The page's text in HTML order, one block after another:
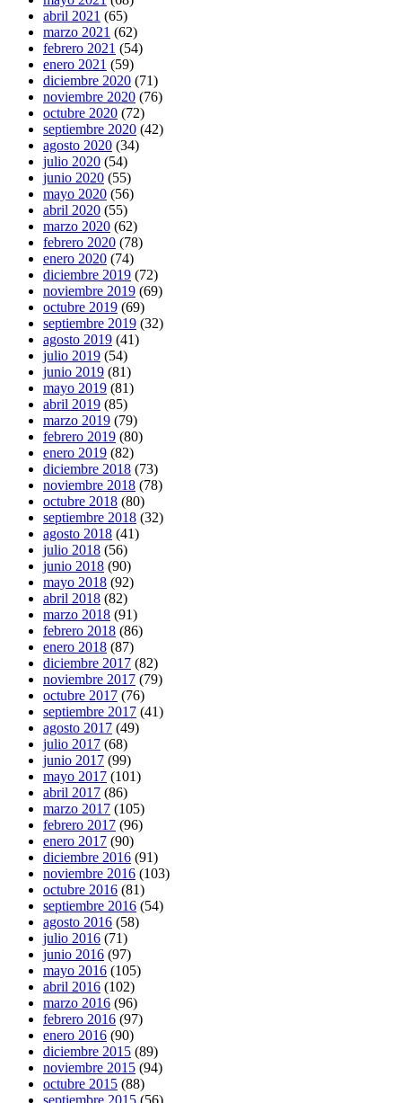
abril 2021 (65)
marzo 2021 (62)
febrero 2021 (54)
enero 2021 (59)
diciembre 2020 (71)
noviembre 2020 (76)
octubre 2020 (72)
septiembre 2020 (42)
agosto 2020 (34)
julio 2020 (54)
junio 2020 (55)
mayo 2020 (56)
abril 2020 (55)
marzo 2020 (62)
febrero 2020 (78)
enero 2020 (74)
diciembre 2019 (72)
noviembre 2019 (69)
octubre 2019 (69)
septiembre 2019 (32)
agosto 2019 (41)
julio 2019 (54)
junio 2019 (81)
mayo 2019 (81)
abril 2019 (85)
marzo 2019 (79)
febrero 2019 (80)
enero 2019 (82)
diciembre 2018 (73)
noviembre 2018 (78)
octubre 2018 (80)
septiembre 2018 (32)
agosto 2018 (41)
julio 2018 (56)
junio 2018 (90)
mayo 2018 (92)
abril 2018 (82)
marzo 2018 (91)
febrero 2018 (86)
enero 2018 (87)
diciembre 2017 (82)
noviembre 2017 (79)
octubre 2017 (76)
septiembre 2017 (41)
agosto 2017 (49)
julio 2017 (68)
junio 2017 (99)
mayo 2017 (101)
abril 2017 (86)
marzo 2017 (105)
febrero 2017 (96)
enero 2017 (90)
diciembre 2016 (91)
noviembre 2016 (103)
octubre 2016 (81)
septiembre 2016 (54)
agosto 2016 (58)
julio 2016 (71)
junio 2016 (97)
mayo 2016 (105)
abril 2016 (102)
marzo 2016 (96)
febrero 2016 (97)
enero 2016 (90)
diciembre 2015 (89)
noviembre 2015 (94)
octubre 2015 (88)
septiembre 2015 (56)